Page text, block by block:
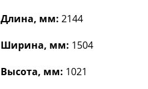
Длина, мм: 2144
Ширина, мм: 1504
Высота, мм: 1021